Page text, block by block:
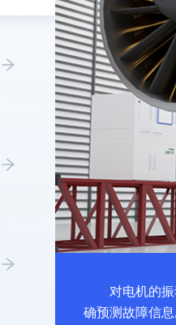
对电机的
确预测故障信